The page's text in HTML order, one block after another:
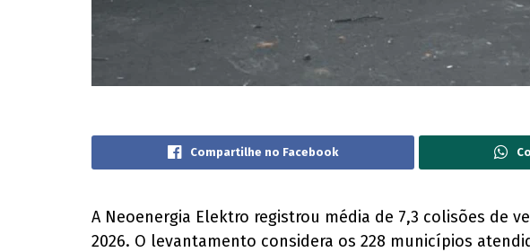
Compartilhe no Facebook
A Neoenergia Elektro registrou média de 7,3 colisões de
2026. O levantamento considera os 228 municípios